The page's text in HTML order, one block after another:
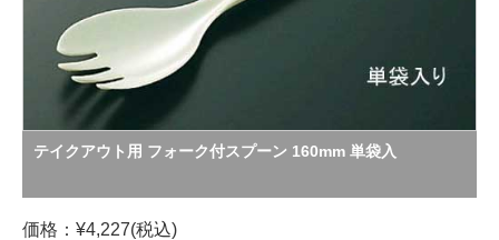
テイクアウト用 フォーク付スプーン 160mm 単袋入
価格：¥4,227(税込)